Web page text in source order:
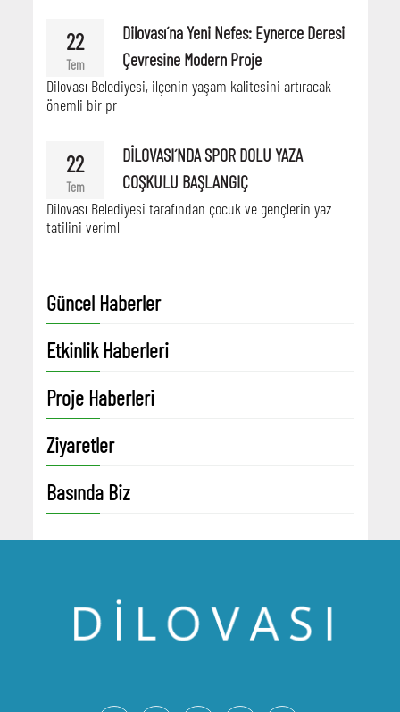
22
Tem
Dilovası´na Yeni Nefes: Eynerce Deresi
Çevresine Modern Proje
Dilovası Belediyesi, ilçenin yaşam kalitesini artıracak
önemli bir pr
22
Tem
DİLOVASI´NDA SPOR DOLU YAZA
COŞKULU BAŞLANGIÇ
Dilovası Belediyesi tarafından çocuk ve gençlerin yaz
tatilini veriml
Güncel Haberler
Etkinlik Haberleri
Proje Haberleri
Ziyaretler
Basında Biz